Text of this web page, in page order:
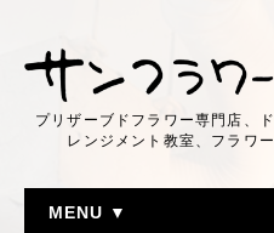
プリザーブドフラワー専門店、
レンジメント教室、フラワ
MENU ▼